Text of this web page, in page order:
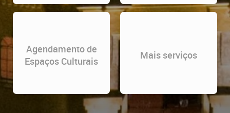
Agendamento de
Espaços Culturais
Mais serviços